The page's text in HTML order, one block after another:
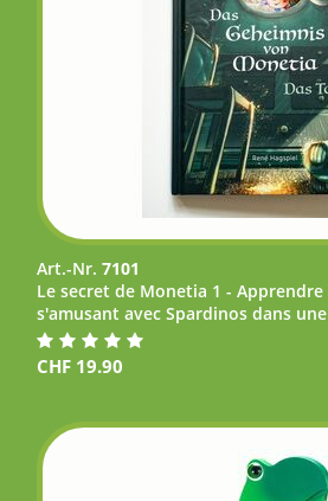
Art.-Nr. 7101
Le secret de Monetia 1 -
s'amusant avec Spardinos dans
CHF 19.90